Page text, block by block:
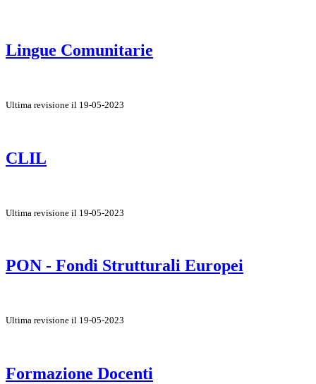
Lingue Comunitarie
Ultima revisione il 19-05-2023
CLIL
Ultima revisione il 19-05-2023
PON - Fondi Strutturali Europei
Ultima revisione il 19-05-2023
Formazione Docenti